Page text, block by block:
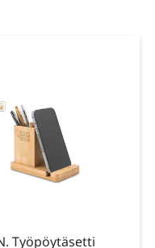
Työpöytäsetti